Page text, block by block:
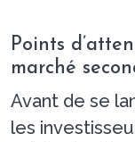
Points
marché
Avant de se
les